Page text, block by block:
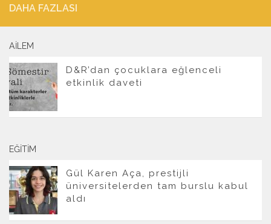
DAHA FAZLASI
AILEM
D&R’dan çocuklara eğlenceli
etkinlik daveti
EĞITIM
Gül Karen Aça, prestijli
üniversitelerden tam burslu kabul
aldı